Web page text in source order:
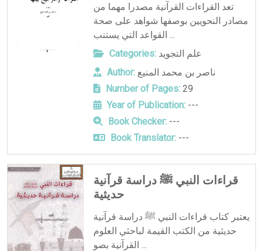
تعد القراءات القرآنية مصدرا مهما من
مصادر النحويين بوصفها شواهد على صحة
القواعد التي يستنب ...
Categories: علم التجويد
Author: ناصر بن محمد المنيع
Number of Pages:29
Year of Publication:---
Book Checker:---
Book Translator:---
قراءات النبي ﷺ دراسة قرآنية
حديثية
يعتبر كتاب قراءات النبي ﷺ دراسة قرآنية
حديثية من الكتب القيمة لباحثي العلوم
القرآنية بصو ...